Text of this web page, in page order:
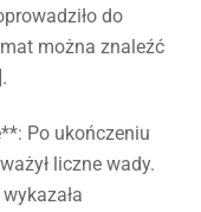
do
można znaleźć
Po ukończeniu
liczne wady.